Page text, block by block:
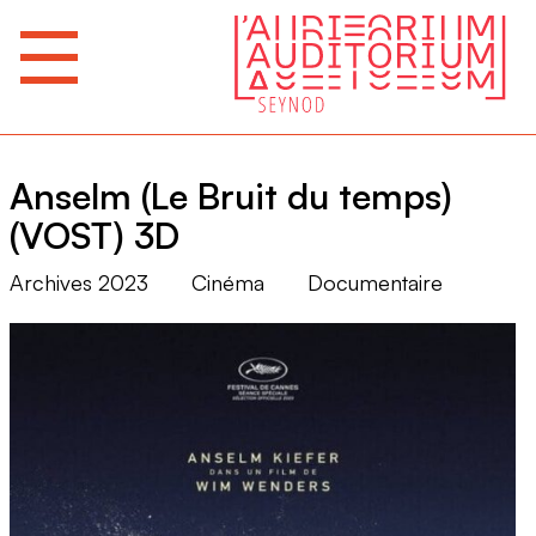
Anselm (Le Bruit du temps)
(VOST) 3D
Archives 2023 Cinéma Documentaire